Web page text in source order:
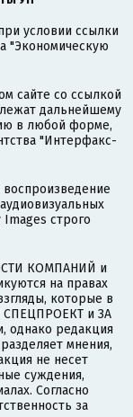
условии ссылки
"Экономическую
сайте со ссылкой
дальнейшему
в любой форме,
"Интерфакс-
строго
КОМПАНИЙ и
на правах
которые в
СПЕЦПРОЕКТ и ЗА
однако редакция
мнения,
не несет
суждения,
Согласно
за